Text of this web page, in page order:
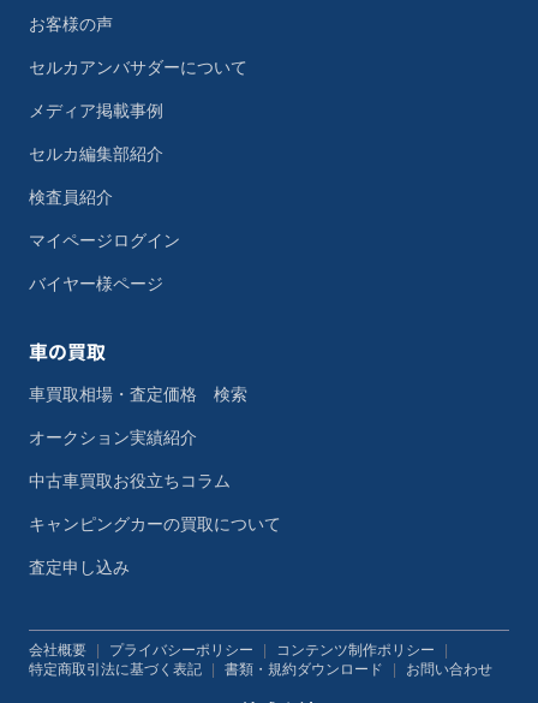
お客様の声
セルカアンバサダーについて
メディア掲載事例
セルカ編集部紹介
検査員紹介
マイページログイン
バイヤー様ページ
車の買取
車買取相場・査定価格 検索
オークション実績紹介
中古車買取お役立ちコラム
キャンピングカーの買取について
査定申し込み
会社概要 プライバシーポリシー コンテンツ制作ポリシー
特定商取引法に基づく表記
書類・規約ダウンロード お問い合わせ